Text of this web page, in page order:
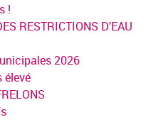
!
RESTRICTIONS D'EAU
2026
élevé